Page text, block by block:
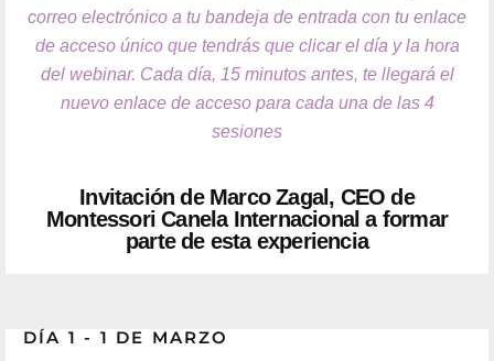
correo electrónico a tu bandeja de entrada con tu enlace
de acceso único que tendrás que clicar el día y la hora
del webinar. Cada día, 15 minutos antes, te llegará el
nuevo enlace de acceso para cada una de las 4
sesiones
Invitación de Marco Zagal, CEO de
Montessori Canela Internacional a formar
parte de esta experiencia
DÍA 1 - 1 DE MARZO